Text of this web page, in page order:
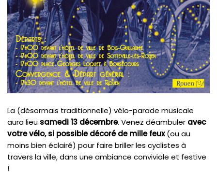
La (désormais traditionnelle) vélo-parade musicale
aura lieu samedi 13 décembre. Venez déambuler avec
votre vélo, si possible décoré de mille feux(ou au
moins bien éclairé) pour faire briller les cyclistes à
travers la ville, dans une ambiance conviviale et festive
!